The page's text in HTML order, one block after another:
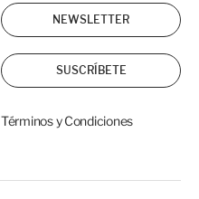
NEWSLETTER
SUSCRÍBETE
Términos y Condiciones